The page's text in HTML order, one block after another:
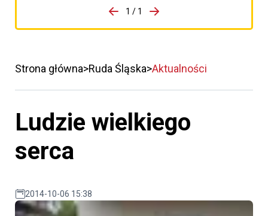
porzpedniego komunikatu
1 / 1
Przejdź do następnego
Strona główna Ruda Śląska Aktualności
Ludzie wielkiego
serca
2014-10-06 15:38